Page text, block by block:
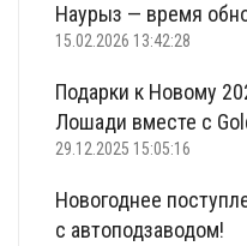
Наурыз — время
15.02.2026 13:42:28
Подарки к Новому
Лошади вместе с
29.12.2025 15:05:16
Новогоднее
с автоподзаводом!